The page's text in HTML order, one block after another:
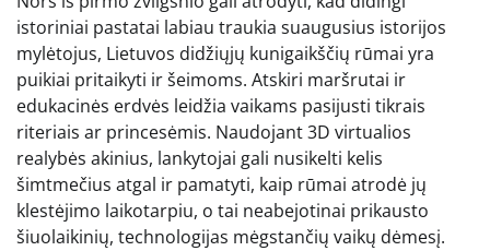
istoriniai pastatai labiau traukia suaugusius istorijos
mylėtojus, Lietuvos didžiųjų kunigaikščių rūmai yra
puikiai pritaikyti ir šeimoms. Atskiri maršrutai ir
edukacinės erdvės leidžia vaikams pasijusti tikrais
riteriais ar princesėmis. Naudojant 3D virtualios
realybės akinius, lankytojai gali nusikelti kelis
šimtmečius atgal ir pamatyti, kaip rūmai atrodė jų
klestėjimo laikotarpiu, o tai neabejotinai prikausto
šiuolaikinių, technologijas mėgstančių vaikų dėmesį.